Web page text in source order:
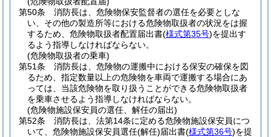
第50条
消防長は、危険物保安監督者の選任を必要としな
い、その他の製造所等における危険物取扱者の状況をは握
するため、危険物取扱者配置届出書(様式第35号)を提出す
るよう指導しなければならない。
(危険物取扱者の乗車)
第51条
消防長は、危険物の運搬中における保安の確保を図
るため、指定数量以上の危険物を車両で運搬する場合にあ
っては、当該危険物を取り扱うことができる危険物取扱者
を乗車させるよう指導しなければならない。
(危険物施設保安員の選任、解任の届出)
第52条
消防長は、法第14条に定める危険物施設保安員につ
いて、危険物施設保安員選任(解任)届出書(様式第36号)を提